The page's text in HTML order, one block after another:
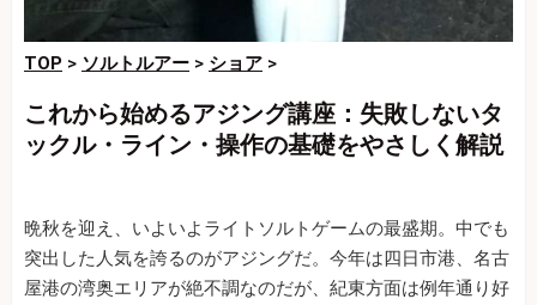
TOP > ソルトルアー > ショア >
これから始めるアジング講座：失敗しないタ
ックル・ライン・操作の基礎をやさしく解説
晩秋を迎え、いよいよライトソルトゲームの最盛期。中でも
突出した人気を誇るのがアジングだ。今年は四日市港、名古
屋港の湾奥エリアが絶不調なのだが、紀東方面は例年通り好